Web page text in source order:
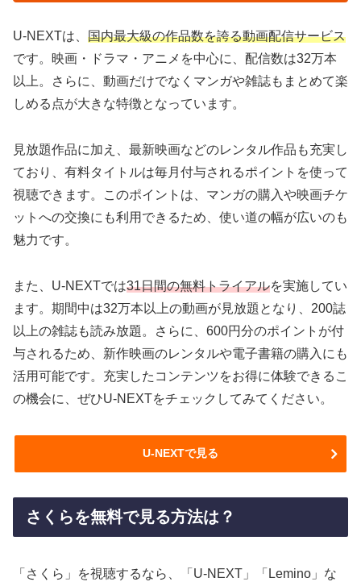
U-NEXTは、 国内最大級の作品数を誇る動画配信サービス
です。映画・ドラマ・アニメを中心に、配信数は32万本
以上。さらに、動画だけでなくマンガや雑誌もまとめて楽
しめる点が大きな特徴となっています。
見放題作品に加え、最新映画などのレンタル作品も充実し
ており、有料タイトルは毎月付与されるポイントを使って
視聴できます。このポイントは、マンガの購入や映画チケ
ットへの交換にも利用できるため、使い道の幅が広いのも
魅力です。
また、U-NEXTでは31日間の無料トライアルを実施してい
ます。期間中は32万本以上の動画が見放題となり、200誌
以上の雑誌も読み放題。さらに、600円分のポイントが付
与されるため、新作映画のレンタルや電子書籍の購入にも
活用可能です。充実したコンテンツをお得に体験できるこ
の機会に、ぜひU-NEXTをチェックしてみてください。
U-NEXTで見る
さくらを無料で見る方法は？
「さくら」を視聴するなら、「U-NEXT」「Lemino」な